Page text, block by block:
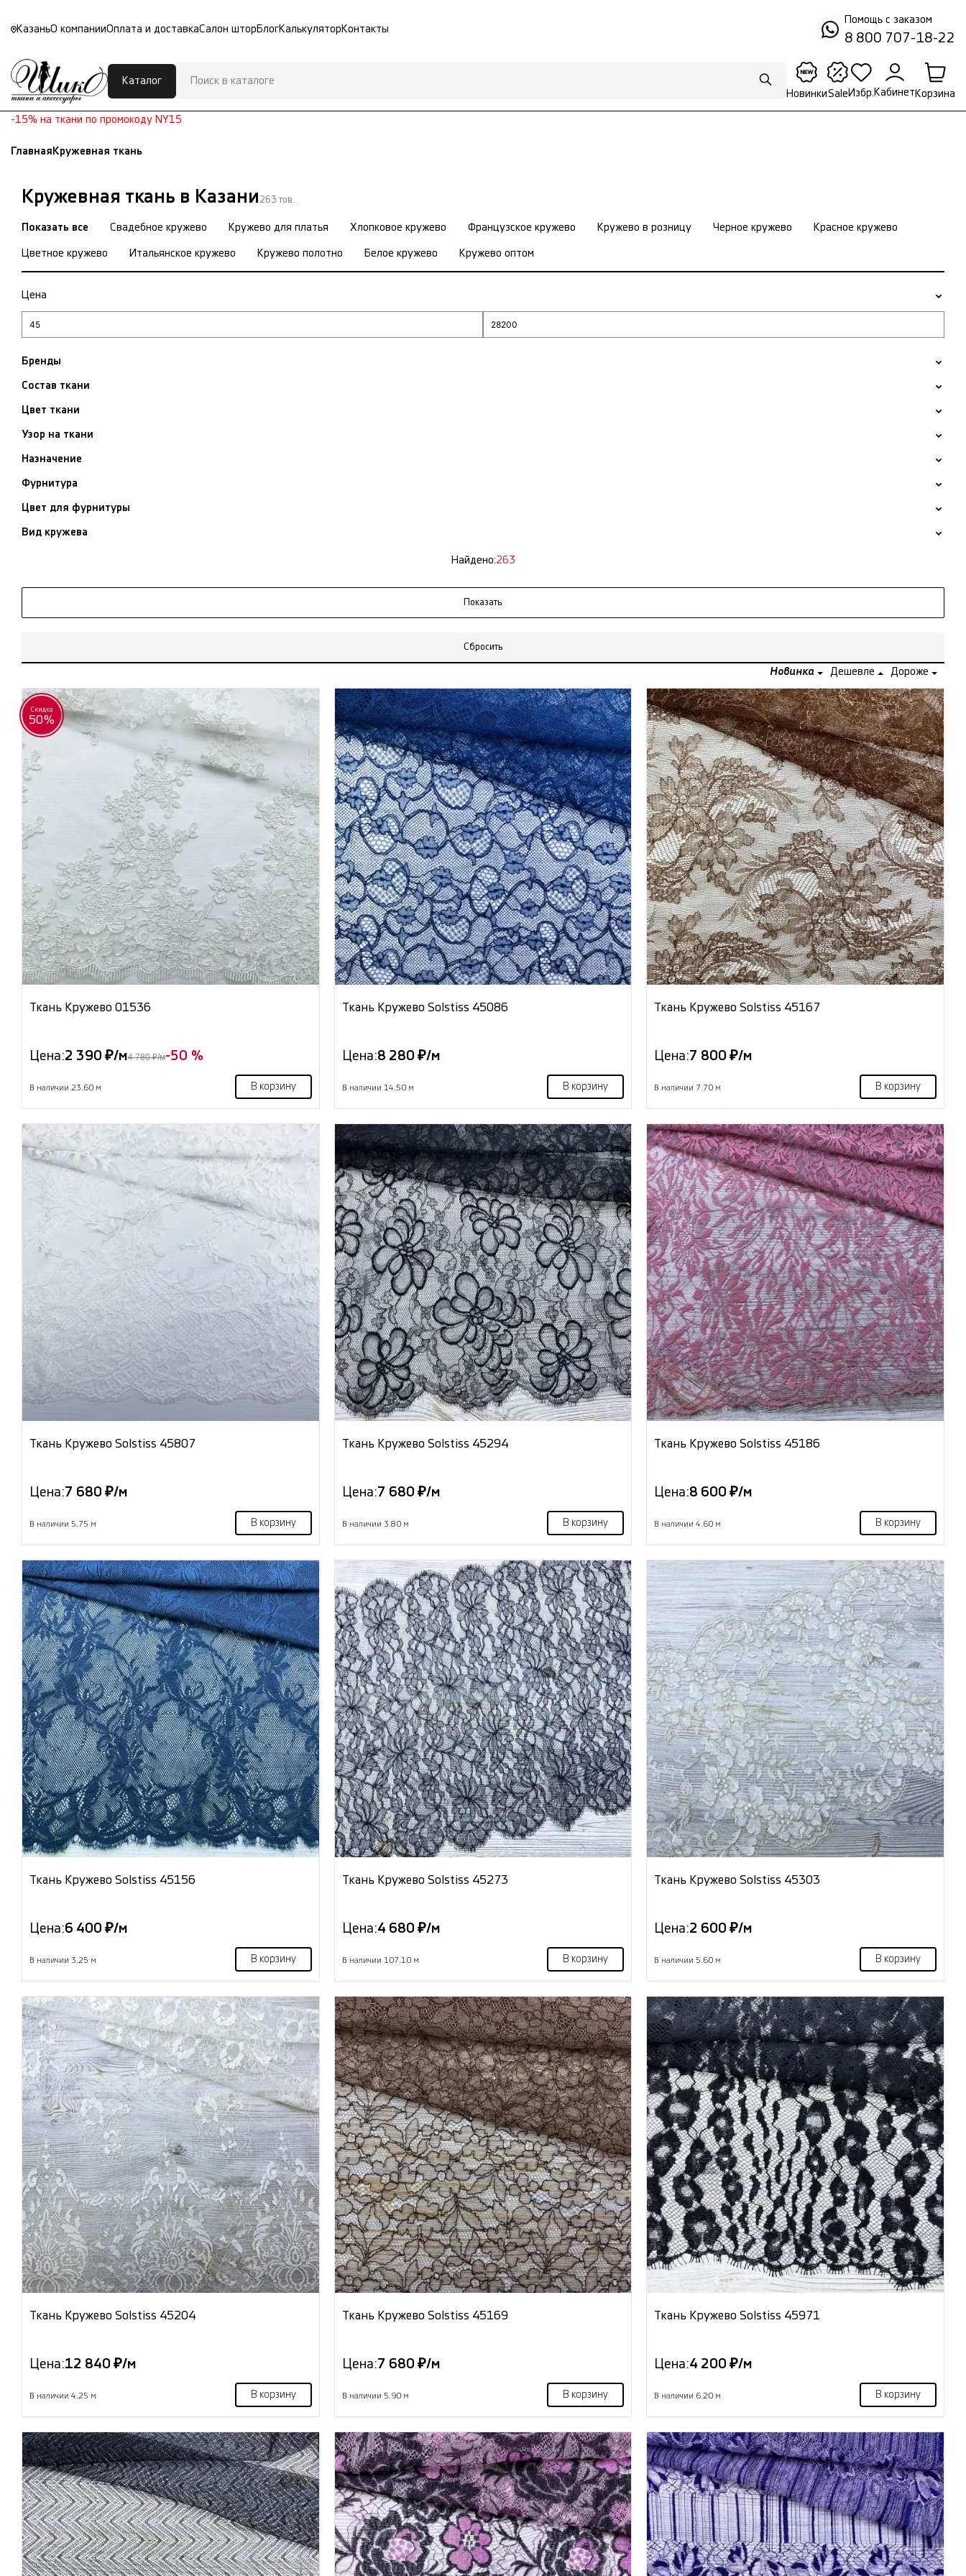
КазаньО компанииОплата и доставкаСалон штор БлогКалькулятор Контакты
Помощь с заказом
8 800 707-18-22
Каталог
НовинкиSale Избр. Кабинет Корзина
-15% на ткани по промокоду NY15
Главная Кружевная ткань
Кружевная ткань в Казани 263 тов.
Показать все Свадебное кружево Кружево для платья Хлопковое кружево Французское кружево Кружево в розницу Черное кружево Красное кружево
Цветное кружево Итальянское кружево Кружево полотно Белое кружево Кружево оптом
Цена
Бренды
Состав ткани
Цвет ткани
Узор на ткани
Назначение
Фурнитура
Цвет для фурнитуры
Вид кружева
Найдено:263
Сбросить
Новинка Дешевле Дороже
Скидка
50%
Ткань Кружево 01536
Цена:2 390 ₽/м4 780 ₽/м-50 %
В наличии 23.60 м В корзину
Ткань Кружево Solstiss 45086
Цена:8 280 ₽/м
В наличии 14.50 м В корзину
Ткань Кружево Solstiss 45167
Цена:7 800 ₽/м
В наличии 7.70 м В корзину
Ткань Кружево Solstiss 45807
Цена:7 680 ₽/м
В наличии 5.75 м В корзину
Ткань Кружево Solstiss 45294
Цена:7 680 ₽/м
В наличии 3.80 м В корзину
Ткань Кружево Solstiss 45186
Цена:8 600 ₽/м
В наличии 4.60 м В корзину
Ткань Кружево Solstiss 45156
Цена:6 400 ₽/м
В наличии 3.25 м В корзину
Ткань Кружево Solstiss 45273
Цена:4 680 ₽/м
В наличии 107.10 м В корзину
Ткань Кружево Solstiss 45303
Цена:2 600 ₽/м
В наличии 5.60 м В корзину
Ткань Кружево Solstiss 45204
Цена:12 840 ₽/м
В наличии 4.25 м В корзину
Ткань Кружево Solstiss 45169
Цена:7 680 ₽/м
В наличии 5.90 м В корзину
Ткань Кружево Solstiss 45971
Цена:4 200 ₽/м
В наличии 6.20 м В корзину